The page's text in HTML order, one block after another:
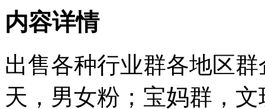
内容详情
出售各种行业群各地区
天，男女粉；宝妈群，